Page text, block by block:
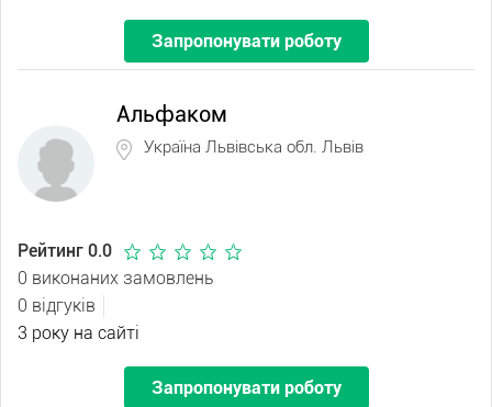
Запропонувати роботу
Альфаком
Україна Львівська обл. Львів
Рейтинг 0.0
0 виконаних замовлень
0 відгуків
3 року на сайті
Запропонувати роботу